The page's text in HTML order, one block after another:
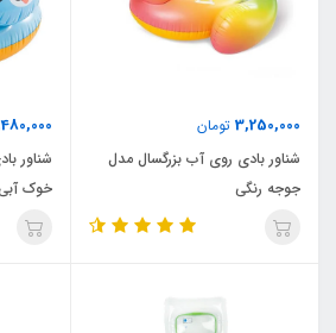
3,250,000 تومان
شناور بادی روی آب بزرگسال مدل
جوجه رنگی
شناور
خوک آبی